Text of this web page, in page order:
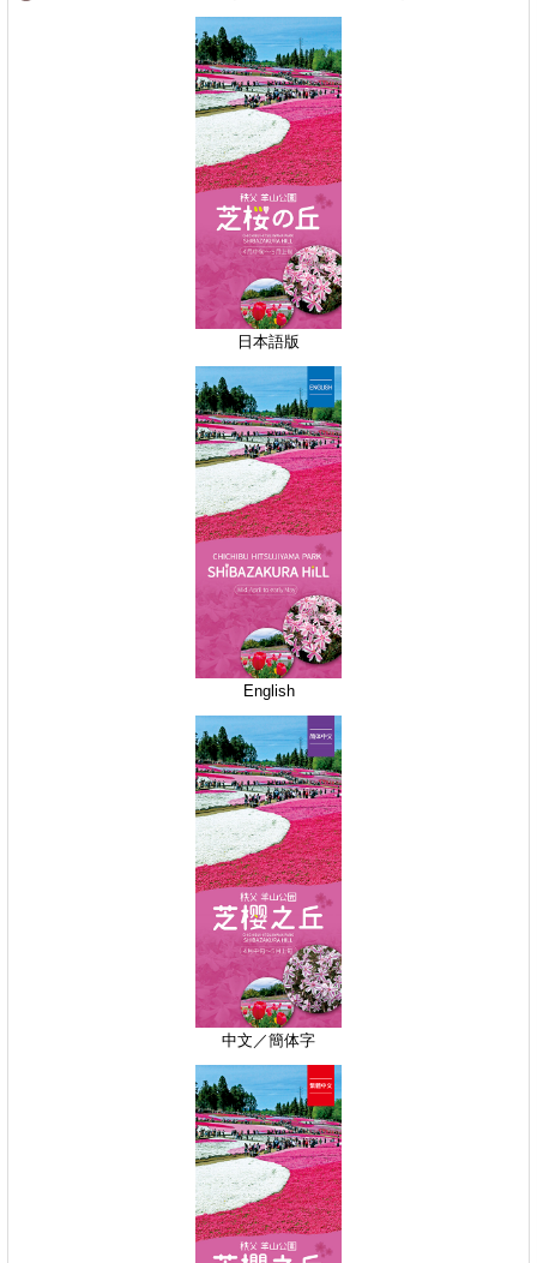
日本語版
English
中文／簡体字